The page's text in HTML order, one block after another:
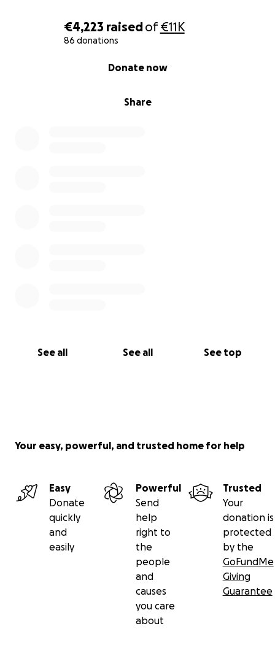
€4,223 raisedof€11K
86 donations
Share
Donate now
See all See all See top
Your easy, powerful, and trusted home for help
Easy
Donate
quickly
and
easily
Powerful
Send
help
right to
the
people
and
causes
you care
about
Trusted
Your
donation is
protected
by the
GoFundMe
Giving
Guarantee